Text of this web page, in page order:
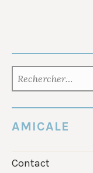
AMICALE
Contact